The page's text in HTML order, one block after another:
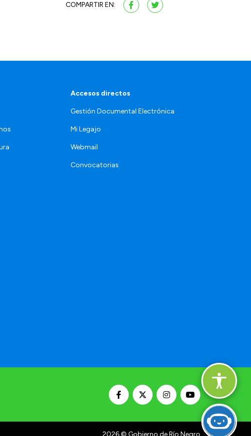
COMPARTIR EN:
Accesos directos
Gestión Documental Electrónica
Mi Legajo
Webmail
Convocatorias
2026© Gobierno de Río Negro